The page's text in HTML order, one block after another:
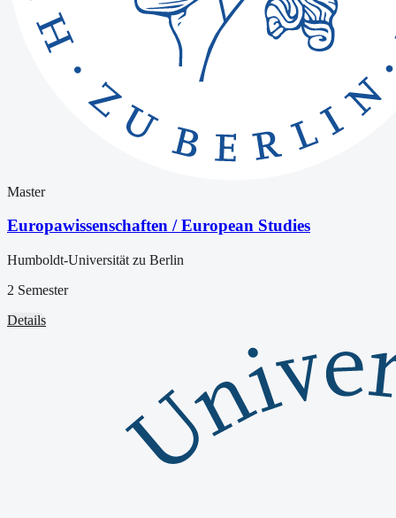
Master
Europawissenschaften / European Studies
Humboldt-Universität zu Berlin
2 Semester
Details